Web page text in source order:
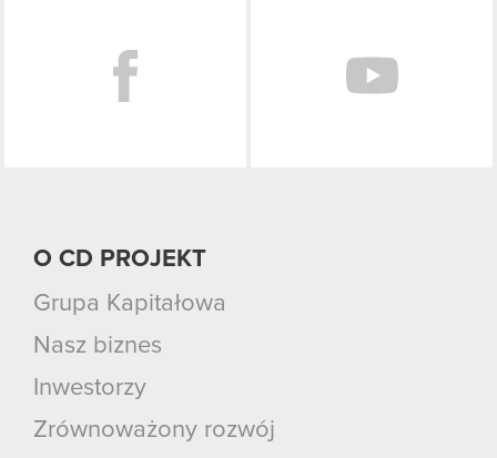
O CD PROJEKT
Grupa Kapitałowa
Nasz biznes
Inwestorzy
Zrównoważony rozwój